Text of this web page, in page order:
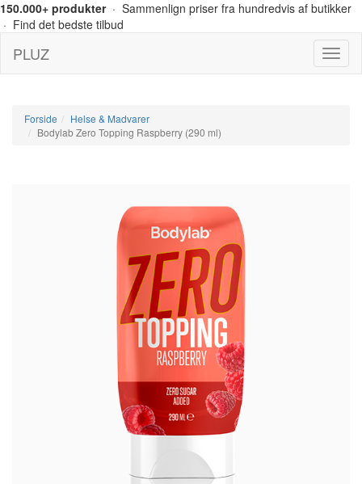
150.000+ produkter· Sammenlign priser fra hundredvis af butikker
· Find det bedste tilbud
Menu
PLUZ
Forside
Helse & Madvarer
Bodylab Zero Topping Raspberry (290 ml)